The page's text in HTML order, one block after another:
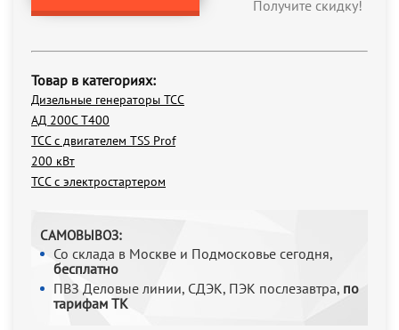
Получите скидку!
Товар в категориях:
Дизельные генераторы ТСС
АД 200С Т400
ТСС с двигателем TSS Prof
200 кВт
ТСС с электростартером
САМОВЫВОЗ:
Со склада в Москве и Подмосковье сегодня,
бесплатно
ПВЗ Деловые линии, СДЭК, ПЭК послезавтра, по
тарифам ТК